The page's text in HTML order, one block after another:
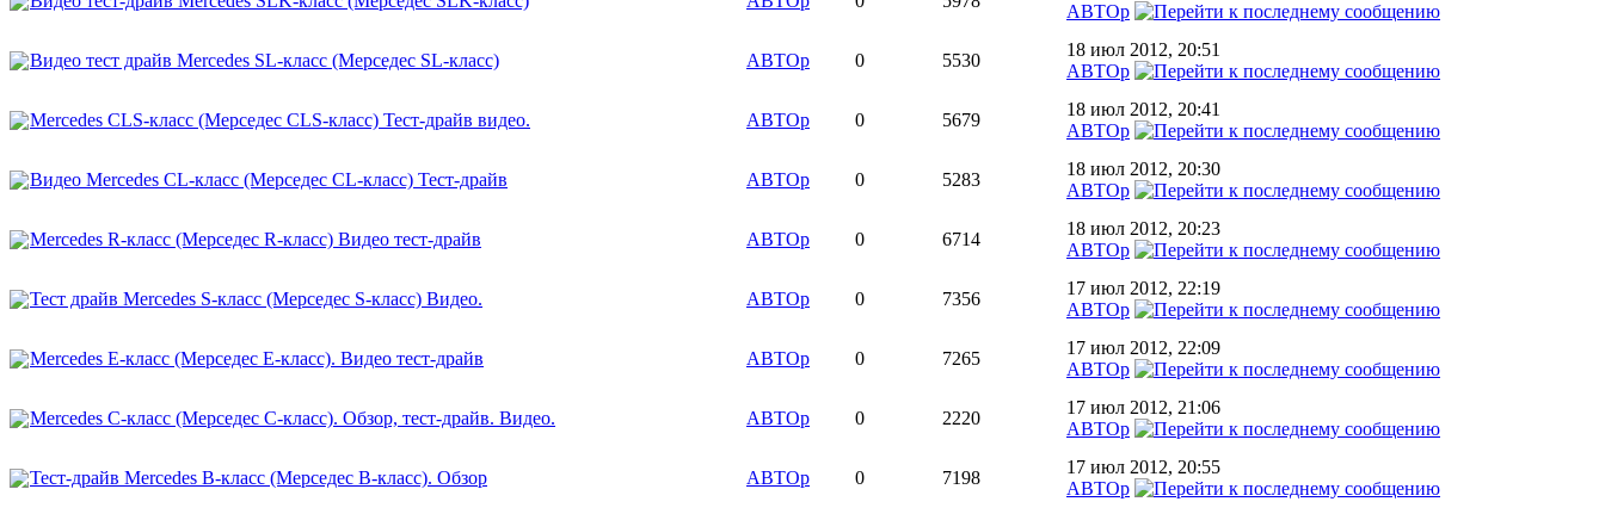
АВТОр
Видео тест драйв Mercedes SL-класс (Мерседес SL-класс) АВТОр 0 5530
18 июл 2012, 20:51
АВТОр
Mercedes CLS-класс (Мерседес CLS-класс) Тест-драйв видео. АВТОр 0 5679
18 июл 2012, 20:41
АВТОр
Видео Mercedes CL-класс (Мерседес CL-класс) Тест-драйв АВТОр 0 5283
18 июл 2012, 20:30
АВТОр
Mercedes R-класс (Мерседес R-класс) Видео тест-драйв АВТОр 0 6714
18 июл 2012, 20:23
АВТОр
Тест драйв Mercedes S-класс (Мерседес S-класс) Видео. АВТОр 0 7356
17 июл 2012, 22:19
АВТОр
Mercedes E-класс (Мерседес E-класс). Видео тест-драйв АВТОр 0 7265
17 июл 2012, 22:09
АВТОр
Mercedes C-класс (Мерседес C-класс). Обзор, тест-драйв. Видео. АВТОр 0 2220
17 июл 2012, 21:06
АВТОр
Тест-драйв Mercedes B-класс (Мерседес B-класс). Обзор АВТОр 0 7198
17 июл 2012, 20:55
АВТОр